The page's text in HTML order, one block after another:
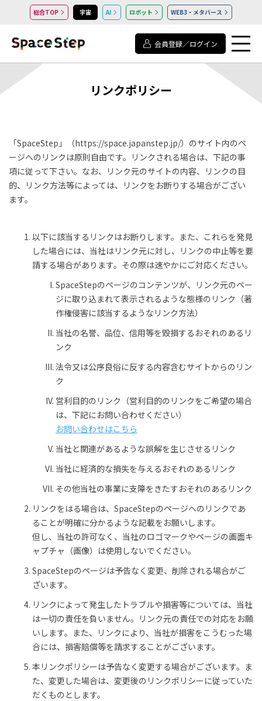
総合TOP 宇宙 AI ロボット WEB3・メタバース
会員登録／ログイン
リンクポリシー
「SpaceStep」（https://space.japanstep.jp/）のサイト内のペ
ージへのリンクは原則自由です。リンクされる場合は、下記の事
項に従って下さい。なお、リンク元のサイトの内容、リンクの目
的、リンク方法等によっては、リンクをお断りする場合がござい
ます。
以下に該当するリンクはお断りします。また、これらを発見
した場合には、当社はリンク元に対し、リンクの中止等を要
請する場合があります。その際は速やかにご対応ください。
SpaceStepのページのコンテンツが、リンク元のペー
ジに取り込まれて表示されるような態様のリンク（著
作権侵害に該当するようなリンク方法）
当社の名誉、品位、信用等を毀損するおそれのあるリ
ンク
法令又は公序良俗に反する内容含むサイトからのリン
ク
営利目的のリンク（営利目的のリンクをご希望の場合
は、下記にお問い合わせください）
お問い合わせはこちら
当社と関連があるような誤解を生じさせるリンク
当社に経済的な損失を与えるおそれのあるリンク
その他当社の事業に支障をきたすおそれのあるリンク
リンクをはる場合は、SpaceStepのページへのリンクであ
ることが明確に分かるような記載をお願いします。
但し、当社の許可なく、当社のロゴマークやページの画面キ
ャプチャ（画像）は使用しないでください。
SpaceStepのページは予告なく変更、削除される場合がご
ざいます。
リンクによって発生したトラブルや損害等については、当社
は一切の責任を負いません。リンク元の責任での対応をお願
いします。また、リンクにより、当社が損害をこうむった場
合には、損害賠償等を請求することがございます。
本リンクポリシーは予告なく変更する場合がございます。ま
た、変更した場合は、変更後のリンクポリシーに従っていた
だくものとします。